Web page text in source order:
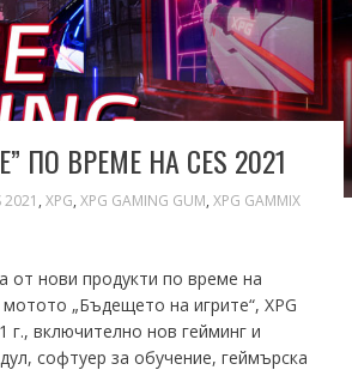
ПО ВРЕМЕ НА CES 2021
2021 , XPG, XPG GAMING GUM, XPG GAMMIX
от нови продукти по време на
„Бъдещето на игрите“, XPG
г., включително нов гейминг и
софтуер за обучение, геймърска